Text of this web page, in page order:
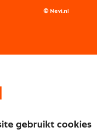
© Nevi.nl
gebruikt cookies